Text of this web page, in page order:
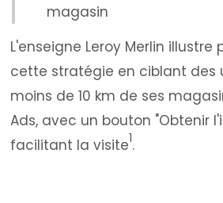
magasin
L'enseigne Leroy Merlin
cette stratégie en ciblant des
moins de 10 km de ses
Ads, avec un bouton "Obtenir
facilitant la visite1.